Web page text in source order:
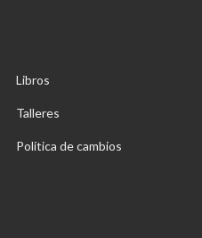
Libros
Talleres
Política de cambios